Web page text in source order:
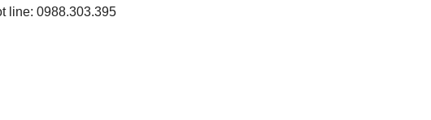
line: 0988.303.395